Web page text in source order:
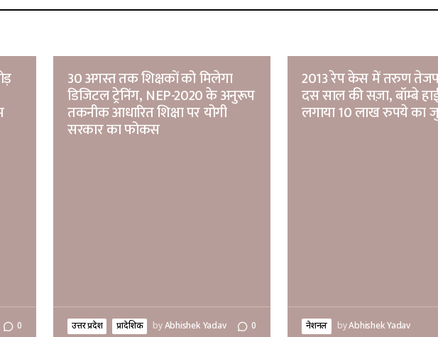
0
30 अगस्त तक शिक्षकों को मिलेगा
डिजिटल ट्रेनिंग, NEP-2020 के अनुरूप
तकनीक आधारित शिक्षा पर योगी
सरकार का फोकस
उत्तर प्रदेश प्रादेशिक byAbhishek Yadav 0
2013 रेप केस में तरुण
दस साल की सज़ा, बॉम्बे
लगाया 10 लाख रुपये का
नेशनल byAbhishek Yadav